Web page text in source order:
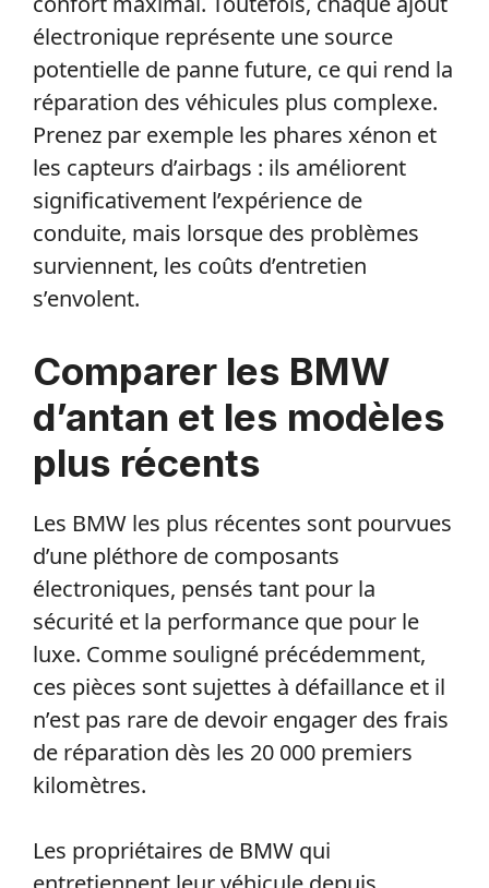
électronique représente une source
potentielle de panne future, ce qui rend la
réparation des véhicules plus complexe.
Prenez par exemple les phares xénon et
les capteurs d’airbags : ils améliorent
significativement l’expérience de
conduite, mais lorsque des problèmes
surviennent, les coûts d’entretien
s’envolent.
Comparer les BMW
d’antan et les modèles
plus récents
Les BMW les plus récentes sont pourvues
d’une pléthore de composants
électroniques, pensés tant pour la
sécurité et la performance que pour le
luxe. Comme souligné précédemment,
ces pièces sont sujettes à défaillance et il
n’est pas rare de devoir engager des frais
de réparation dès les 20 000 premiers
kilomètres.
Les propriétaires de BMW qui